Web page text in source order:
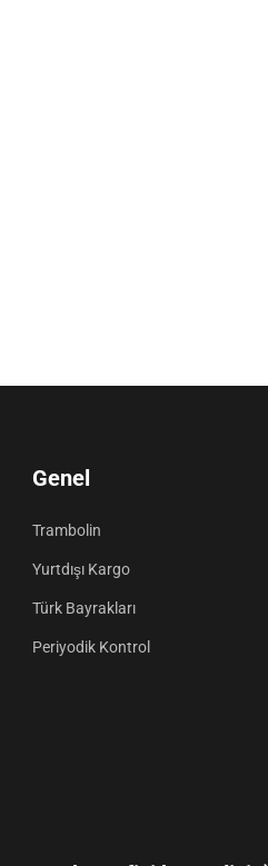
Genel
Trambolin
Yurtdışı Kargo
Türk Bayrakları
Periyodik Kontrol